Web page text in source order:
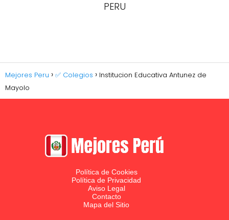
PERU
Mejores Peru ✅ Colegios
Institucion Educativa Antunez de
Mayolo
Política de Cookies
Política de Privacidad
Aviso Legal
Contacto
Mapa del Sitio